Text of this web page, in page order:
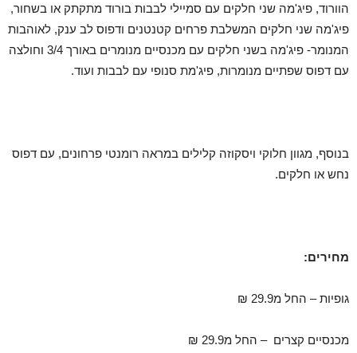
הוורוד, פיג'מה שני חלקים עם סמיילי לבבות בורוד מתקתק או בשחור,
פיג'מה שני חלקים המשלבת פרחים קטנטנים ודפוס לב ענק, לאוהבות
המנומר- פיג'מה בשני חלקים עם מכנסיים מנומרים באורך 3/4 וחולצה
עם דפוס שפתיים מנומרות, פיג'מת סנופי עם לבבות ועוד.
בנוסף, מגוון חלוקי ויסקוזה קלילים במראה רומנטי פרחונים, עם דפוס
נחש או חלקים.
מחירים:
גופיות – החל מ29.9 ₪
מכנסיים קצרים – החל מ29.9 ₪